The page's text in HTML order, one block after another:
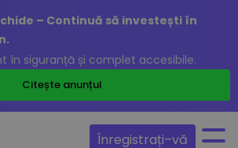
– Continuă să investești în
în siguranță și complet accesibile.
Citește anunțul
Înregistrați–vă